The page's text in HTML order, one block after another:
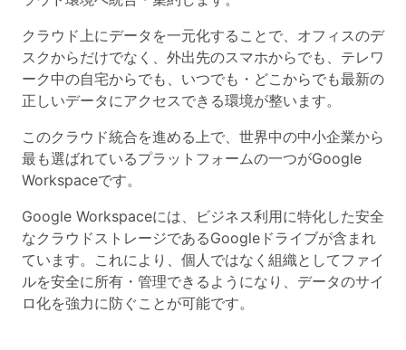
クラウド上にデータを一元化することで、オフィスのデ
スクからだけでなく、外出先のスマホからでも、テレワ
ーク中の自宅からでも、いつでも・どこからでも最新の
正しいデータにアクセスできる環境が整います。
このクラウド統合を進める上で、世界中の中小企業から
最も選ばれているプラットフォームの一つがGoogle
Workspaceです。
Google Workspaceには、ビジネス利用に特化した安全
なクラウドストレージであるGoogleドライブが含まれ
ています。これにより、個人ではなく組織としてファイ
ルを安全に所有・管理できるようになり、データのサイ
ロ化を強力に防ぐことが可能です。